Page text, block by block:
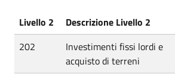
Livello 2 Descrizione Livello 2
202
Investimenti fissi lordi e
acquisto di terreni